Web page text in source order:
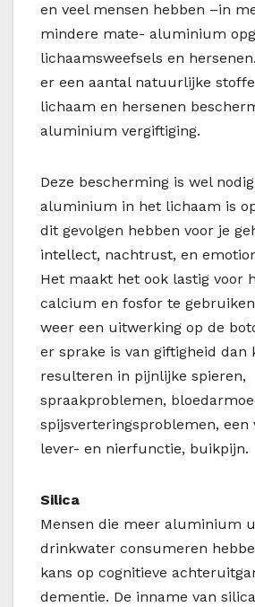
en veel mensen hebben –in
mindere mate- aluminium
lichaamsweefsels en
er een aantal natuurlijke
lichaam en hersenen
aluminium vergiftiging.
Deze bescherming is wel
aluminium in het lichaam is
dit gevolgen hebben voor je
intellect, nachtrust, en
Het maakt het ook lastig voor
calcium en fosfor te
weer een uitwerking op de
er sprake is van giftigheid dan
resulteren in pijnlijke spieren,
spraakproblemen,
spijsverteringsproblemen, een
lever- en nierfunctie, buikpijn.
Silica
Mensen die meer aluminium
drinkwater consumeren
kans op cognitieve
dementie. De inname van